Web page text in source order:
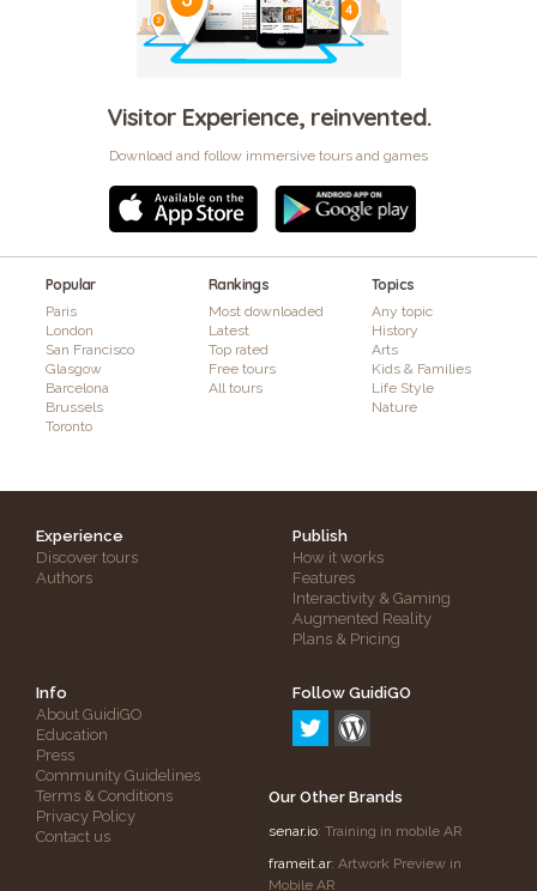
Visitor Experience, reinvented.
Download and follow immersive tours and games
Popular
Paris
London
San Francisco
Glasgow
Barcelona
Brussels
Toronto
Rankings
Most downloaded
Latest
Top rated
Free tours
All tours
Topics
Any topic
History
Arts
Kids & Families
Life Style
Nature
Experience
Discover tours
Authors
Publish
How it works
Features
Interactivity & Gaming
Augmented Reality
Plans & Pricing
Info
About GuidiGO
Education
Press
Community Guidelines
Terms & Conditions
Privacy Policy
Contact us
Follow GuidiGO
Our Other Brands
senar.io: Training in mobile AR
frameit.ar: Artwork Preview in
Mobile AR